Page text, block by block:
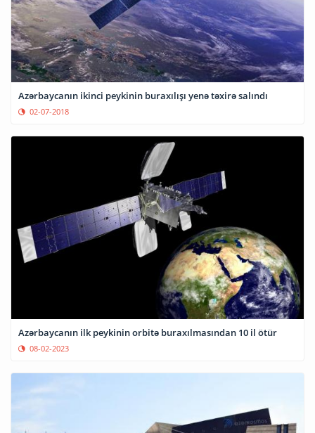
Azərbaycanın ikinci peykinin buraxılışı yenə təxirə salındı
02-07-2018
Azərbaycanın ilk peykinin orbitə buraxılmasından 10 il ötür
08-02-2023